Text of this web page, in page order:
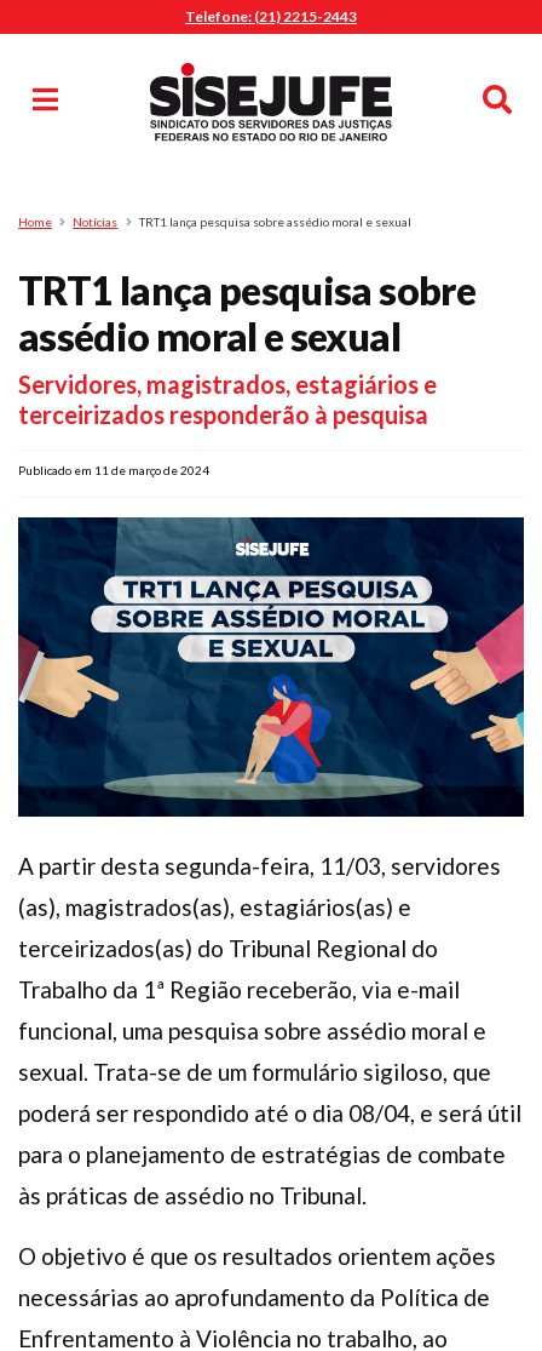
Telefone: (21) 2215-2443
Pesquisa
Home Notícias TRT1 lança pesquisa sobre assédio moral e sexual
TRT1 lança pesquisa sobre
assédio moral e sexual
Servidores, magistrados, estagiários e
terceirizados responderão à pesquisa
Publicado em 11 de março de 2024
A partir desta segunda-feira, 11/03, servidores
(as), magistrados(as), estagiários(as) e
terceirizados(as) do Tribunal Regional do
Trabalho da 1ª Região receberão, via e-mail
funcional, uma pesquisa sobre assédio moral e
sexual. Trata-se de um formulário sigiloso, que
poderá ser respondido até o dia 08/04, e será útil
para o planejamento de estratégias de combate
às práticas de assédio no Tribunal.
O objetivo é que os resultados orientem ações
necessárias ao aprofundamento da Política de
Enfrentamento à Violência no trabalho, ao
MENU
Sindicalize-se
Diretoria
O Sindicato
Agenda
Casa do Alto
Nossos Convênios
Seguro Auto
Plano de Saúde
Assistência Funeral
Pós-graduação
Facebook InstagramTwitter Youtube TikTok Whatsapp